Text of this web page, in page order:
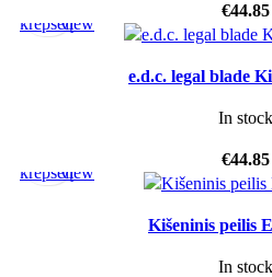
€44.85
krepšelįview
e.d.c. legal blade
In stock
€44.85
krepšelįview
Kišeninis peilis
In stock